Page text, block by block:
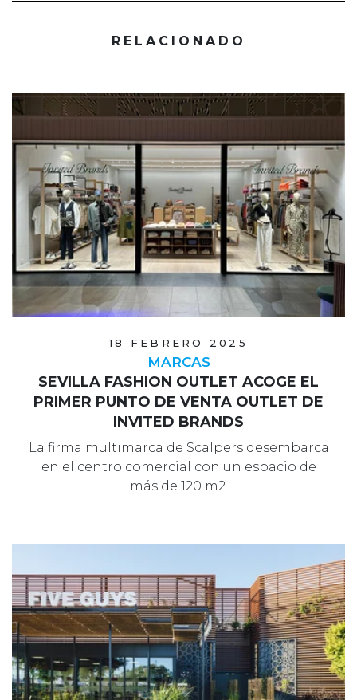
RELACIONADO
18 FEBRERO 2025
MARCAS
SEVILLA FASHION OUTLET ACOGE EL
PRIMER PUNTO DE VENTA OUTLET DE
INVITED BRANDS
La firma multimarca de Scalpers desembarca
en el centro comercial con un espacio de
más de 120 m2.